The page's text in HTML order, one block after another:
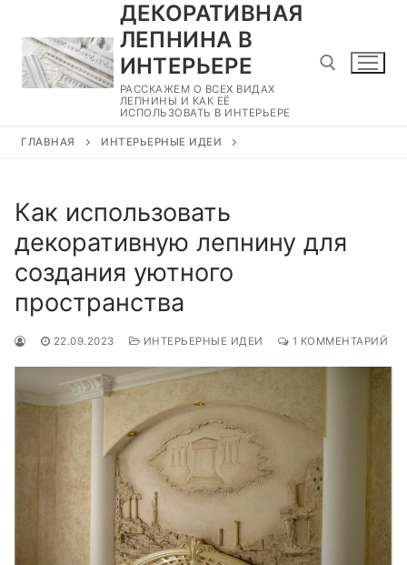
содержимому
ДЕКОРАТИВНАЯ
ЛЕПНИНА В
ИНТЕРЬЕРЕ
РАССКАЖЕМ О ВСЕХ ВИДАХ
ЛЕПНИНЫ И КАК ЕЁ
ИСПОЛЬЗОВАТЬ В ИНТЕРЬЕРЕ
ГЛАВНАЯ ИНТЕРЬЕРНЫЕ ИДЕИ
Как использовать
декоративную лепнину для
создания уютного
пространства
22.09.2023 ИНТЕРЬЕРНЫЕ ИДЕИ 1 КОММЕНТАРИЙ